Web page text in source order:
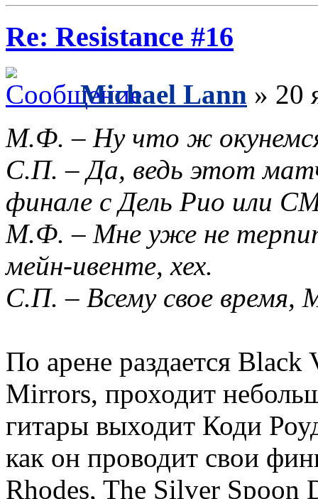
Re: Resistance #16
Michael Lann » 20
М.Ф. – Ну что ж
С.П. – Да, ведь этот
финале с Дель Рио или
М.Ф. – Мне уже не
мейн-ивенте, хех.
С.П. – Всему свое время,
По арене раздается
Mirrors, проходит
гитары выходит Коди
как он проводит свои
Rhodes, The Silver Spoon